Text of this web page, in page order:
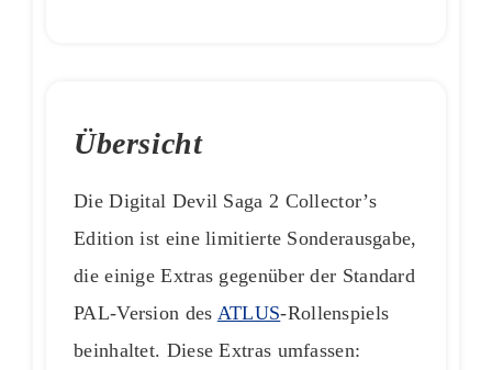
Übersicht
Die Digital Devil Saga 2 Collector’s
Edition ist eine limitierte Sonderausgabe,
die einige Extras gegenüber der Standard
PAL-Version des ATLUS-Rollenspiels
beinhaltet. Diese Extras umfassen: